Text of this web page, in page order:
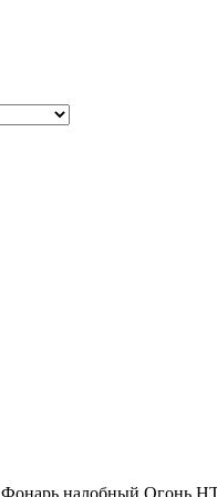
Фонарь налобный Огонь